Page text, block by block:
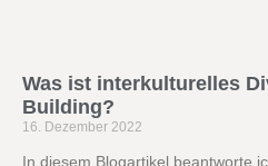
Was ist interkulturelles
Building?
16. Dezember 2022
In diesem Blogartikel beantworte